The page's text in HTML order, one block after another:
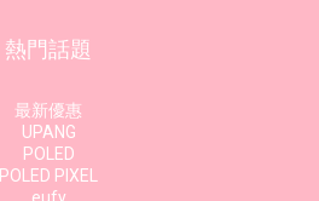
熱門話題
最新優惠
UPANG
POLED
POLED PIXEL